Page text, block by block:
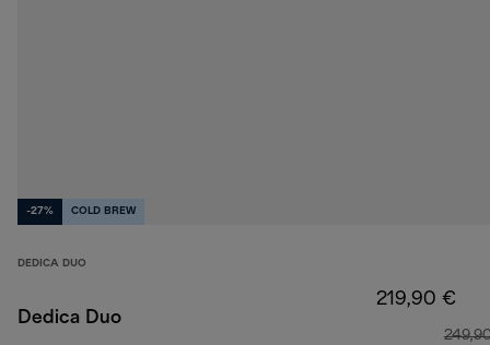
-27% COLD BREW
DEDICA DUO
Dedica Duo
219,90 €